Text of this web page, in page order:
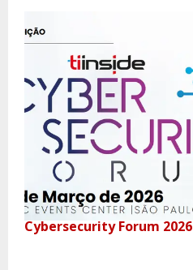
Cybersecurity Forum 2026